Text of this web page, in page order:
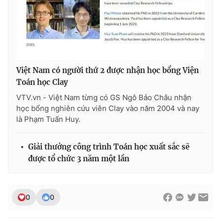
THỜI BÁO VTV
Theo dõi báo trên
Cơ quan chủ quản:Đài Truyền hình Việt Nam
Giấy phép hoạt động báo in và báo điện tử số 483/GP-BTTTT
cấp ngày 29/12/2023
Nguyễn Trọng Ninh
Việt Nam có người thứ 2 được nhận học bổng Viện
Toán học Clay
VTV.vn - Việt Nam từng có GS Ngô Bảo Châu nhận
học bổng nghiên cứu viên Clay vào năm 2004 và nay
là Phạm Tuấn Huy.
Giải thưởng công trình Toán học xuất sắc sẽ
được tổ chức 3 năm một lần
0 0